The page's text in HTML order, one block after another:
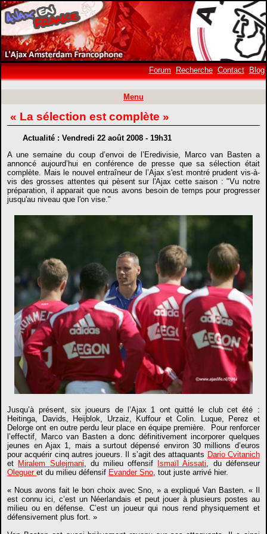
Forum Recherche Contact Blog
Menu
« La sélection est complète »
Actualité : Vendredi 22 août 2008 - 19h31
A une semaine du coup d’envoi de l’Eredivisie, Marco van Basten a
annoncé aujourd’hui en conférence de presse que sa sélection était
complète. Mais le nouvel entraîneur de l’Ajax s'est montré prudent vis-à-
vis des grosses attentes qui pèsent sur l'Ajax cette saison : "Vu notre
préparation, il apparait que nous avons besoin de temps pour progresser
jusqu'au niveau que l'on vise."
Jusqu’à présent, six joueurs de l’Ajax 1 ont quitté le club cet été :
Heitinga, Davids, Heijblok, Urzaiz, Kuffour et Colin. Luque, Perez et
Delorge ont en outre perdu leur place en équipe première. Pour renforcer
l’effectif, Marco van Basten a donc définitivement incorporer quelques
jeunes en Ajax 1, mais a surtout dépensé environ 30 millions d’euros
pour acquérir cinq autres joueurs. Il s’agit des attaquants Dario Cvitanich
et Miralem Sulejmani , du milieu offensif Ismaïl Aissati , du défenseur
Olegueret du milieu défensif Evander Sno , tout juste arrivé hier.
« Nous avons fait le bon choix avec Sno, » a expliqué Van Basten. « Il
est connu ici, c’est un Néerlandais et peut jouer à plusieurs postes au
milieu ou en défense. C’est un joueur qui nous rend physiquement et
défensivement plus fort. »